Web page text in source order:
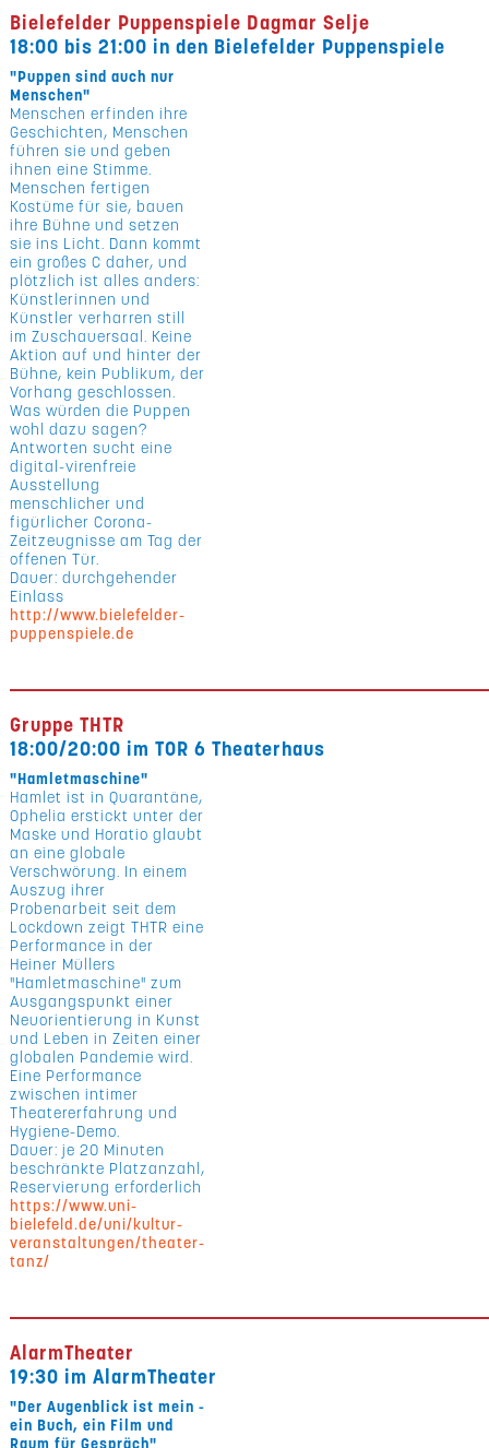
Bielefelder Puppenspiele Dagmar Selje
18:00 bis 21:00 in den Bielefelder Puppenspiele
"Puppen sind auch nur
Menschen"
Menschen erfinden ihre
Geschichten, Menschen
führen sie und geben
ihnen eine Stimme.
Menschen fertigen
Kostüme für sie, bauen
ihre Bühne und setzen
sie ins Licht. Dann kommt
ein großes C daher, und
plötzlich ist alles anders:
Künstlerinnen und
Künstler verharren still
im Zuschauersaal. Keine
Aktion auf und hinter der
Bühne, kein Publikum, der
Vorhang geschlossen.
Was würden die Puppen
wohl dazu sagen?
Antworten sucht eine
digital-virenfreie
Ausstellung
menschlicher und
figürlicher Corona-
Zeitzeugnisse am Tag der
offenen Tür.
Dauer: durchgehender
Einlass
http://www.bielefelder-
puppenspiele.de
Gruppe THTR
18:00/20:00 im TOR 6 Theaterhaus
"Hamletmaschine"
Hamlet ist in Quarantäne,
Ophelia erstickt unter der
Maske und Horatio glaubt
an eine globale
Verschwörung. In einem
Auszug ihrer
Probenarbeit seit dem
Lockdown zeigt THTR eine
Performance in der
Heiner Müllers
"Hamletmaschine" zum
Ausgangspunkt einer
Neuorientierung in Kunst
und Leben in Zeiten einer
globalen Pandemie wird.
Eine Performance
zwischen intimer
Theatererfahrung und
Hygiene-Demo.
Dauer: je 20 Minuten
beschränkte Platzanzahl,
Reservierung erforderlich
https://www.uni-
bielefeld.de/uni/kultur-
veranstaltungen/theater-
tanz/
AlarmTheater
19:30 im AlarmTheater
"Der Augenblick ist mein -
ein Buch, ein Film und
Raum für Gespräch"